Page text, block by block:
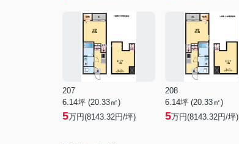
207
6.14坪 (20.33㎡)
5万円(8143.32円/坪)
208
6.14坪 (20.33㎡)
5万円(8143.32円/坪)